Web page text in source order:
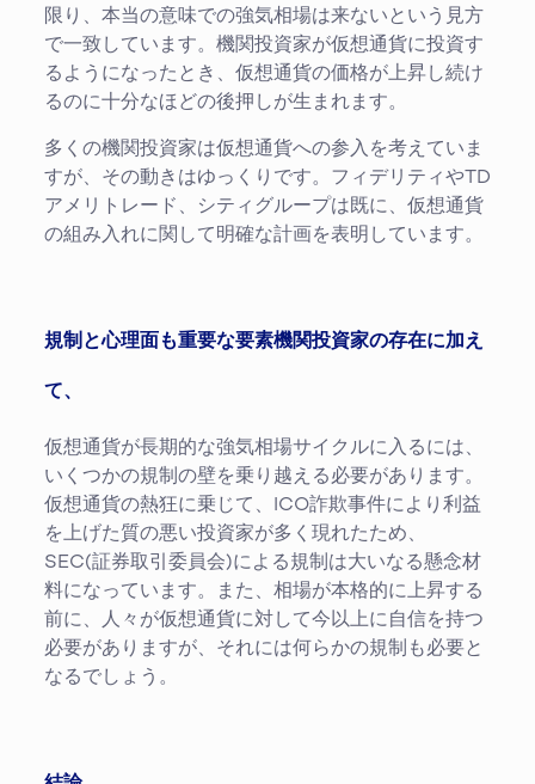
限り、本当の意味での強気相場は来ないという見方
で一致しています。機関投資家が仮想通貨に投資す
るようになったとき、仮想通貨の価格が上昇し続け
るのに十分なほどの後押しが生まれます。
多くの機関投資家は仮想通貨への参入を考えていま
すが、その動きはゆっくりです。フィデリティやTD
アメリトレード、シティグループは既に、仮想通貨
の組み入れに関して明確な計画を表明しています。
規制と心理面も重要な要素機関投資家の存在に加え
て、
仮想通貨が長期的な強気相場サイクルに入るには、
いくつかの規制の壁を乗り越える必要があります。
仮想通貨の熱狂に乗じて、ICO詐欺事件により利益
を上げた質の悪い投資家が多く現れたため、
SEC(証券取引委員会)による規制は大いなる懸念材
料になっています。また、相場が本格的に上昇する
前に、人々が仮想通貨に対して今以上に自信を持つ
必要がありますが、それには何らかの規制も必要と
なるでしょう。